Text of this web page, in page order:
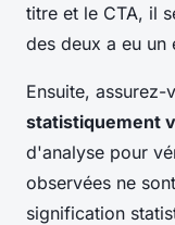
titre et le CTA, il
des deux a eu
Ensuite,
statistiquement
d'analyse pour
observées ne
signification